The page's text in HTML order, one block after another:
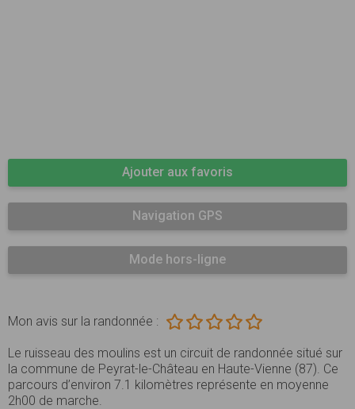
Ajouter aux favoris
Navigation GPS
Mode hors-ligne
Mon avis sur la randonnée :
Le ruisseau des moulins est un circuit de randonnée situé sur
la commune de Peyrat-le-Château en Haute-Vienne (87). Ce
parcours d’environ 7.1 kilomètres représente en moyenne
2h00 de marche.